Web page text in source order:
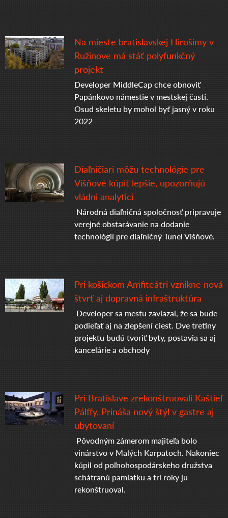
Na mieste bratislavskej Hirošimy v
Ružinove má stáť polyfunkčný
projekt
Developer MiddleCap chce obnoviť
Papánkovo námestie v mestskej časti.
Osud skeletu by mohol byť jasný v roku
2022
Diaľničiari môžu technológie pre
Višňové kúpiť lepšie, upozorňujú
vládni analytici
Národná diaľničná spoločnosť pripravuje
verejné obstarávanie na dodanie
technológií pre diaľničný Tunel Višňové.
Pri košickom Amfiteátri vznikne nová
štvrť aj dopravná infraštruktúra
Developer sa mestu zaviazal, že sa bude
podieľať aj na zlepšení ciest. Dve tretiny
projektu budú tvoriť byty, postavia sa aj
kancelárie a obchody
Pri Bratislave zrekonštruovali Kaštieľ
Pálffy. Prináša nový štýl v gastre aj
ubytovaní
Pôvodným zámerom majiteľa bolo
vinárstvo v Malých Karpatoch. Nakoniec
kúpil od poľnohospodárskeho družstva
schátranú pamiatku a tri roky ju
rekonštruoval.